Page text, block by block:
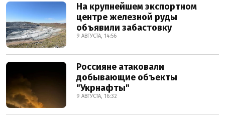
На крупнейшем экспортном
центре железной руды
объявили забастовку
9 АВГУСТА, 14:56
Россияне атаковали
добывающие объекты
"Укрнафты"
9 АВГУСТА, 16:32